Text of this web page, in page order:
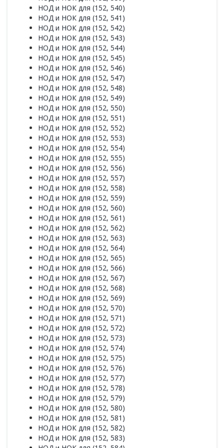
НОД и НОК для (152, 540)
НОД и НОК для (152, 541)
НОД и НОК для (152, 542)
НОД и НОК для (152, 543)
НОД и НОК для (152, 544)
НОД и НОК для (152, 545)
НОД и НОК для (152, 546)
НОД и НОК для (152, 547)
НОД и НОК для (152, 548)
НОД и НОК для (152, 549)
НОД и НОК для (152, 550)
НОД и НОК для (152, 551)
НОД и НОК для (152, 552)
НОД и НОК для (152, 553)
НОД и НОК для (152, 554)
НОД и НОК для (152, 555)
НОД и НОК для (152, 556)
НОД и НОК для (152, 557)
НОД и НОК для (152, 558)
НОД и НОК для (152, 559)
НОД и НОК для (152, 560)
НОД и НОК для (152, 561)
НОД и НОК для (152, 562)
НОД и НОК для (152, 563)
НОД и НОК для (152, 564)
НОД и НОК для (152, 565)
НОД и НОК для (152, 566)
НОД и НОК для (152, 567)
НОД и НОК для (152, 568)
НОД и НОК для (152, 569)
НОД и НОК для (152, 570)
НОД и НОК для (152, 571)
НОД и НОК для (152, 572)
НОД и НОК для (152, 573)
НОД и НОК для (152, 574)
НОД и НОК для (152, 575)
НОД и НОК для (152, 576)
НОД и НОК для (152, 577)
НОД и НОК для (152, 578)
НОД и НОК для (152, 579)
НОД и НОК для (152, 580)
НОД и НОК для (152, 581)
НОД и НОК для (152, 582)
НОД и НОК для (152, 583)